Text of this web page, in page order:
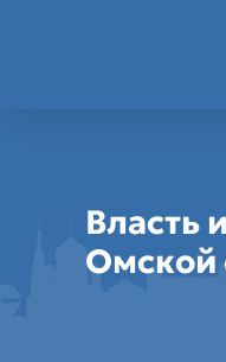
Власть
Омской